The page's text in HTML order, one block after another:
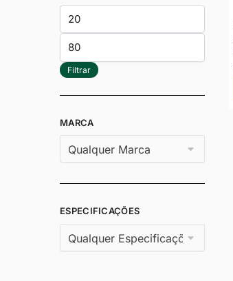
Filtrar
MARCA
ESPECIFICAÇÕES